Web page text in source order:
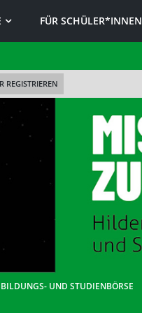
FÜR SCHÜLER*INNEN
REGISTRIEREN
UND STUDIENBÖRSE